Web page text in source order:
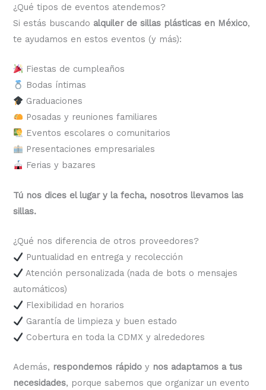
¿Qué tipos de eventos atendemos?
Si estás buscando alquiler de sillas plásticas en México,
te ayudamos en estos eventos (y más):
Fiestas de cumpleaños
Bodas íntimas
Graduaciones
Posadas y reuniones familiares
Eventos escolares o comunitarios
Presentaciones empresariales
Ferias y bazares
Tú nos dices el lugar y la fecha, nosotros llevamos las
sillas.
¿Qué nos diferencia de otros proveedores?
Puntualidad en entrega y recolección
Atención personalizada (nada de bots o mensajes
automáticos)
Flexibilidad en horarios
Garantía de limpieza y buen estado
Cobertura en toda la CDMX y alrededores
Además, respondemos rápido y nos adaptamos a tus
necesidades, porque sabemos que organizar un evento